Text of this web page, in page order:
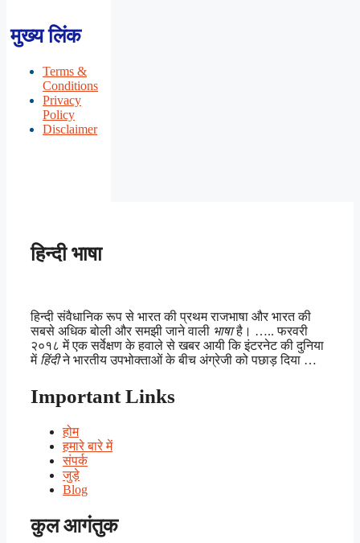
मुख्य लिंक
Terms &
Conditions
Privacy
Policy
Disclaimer
हिन्दी भाषा
हिन्दी संवैधानिक रूप से भारत की प्रथम राजभाषा और भारत की
सबसे अधिक बोली और समझी जाने वाली भाषाहै। ….. फरवरी
२०१८ में एक सर्वेक्षण के हवाले से खबर आयी कि इंटरनेट की दुनिया
में हिंदीने भारतीय उपभोक्ताओं के बीच अंग्रेजी को पछाड़ दिया …
Important Links
होम
हमारे बारे में
संपर्क
जुड़े
Blog
कुल आगंतुक